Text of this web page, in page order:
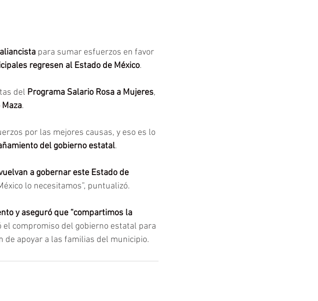
para sumar esfuerzos en favor
regresen al Estado de México.
del Programa Salario Rosa a Mujeres,
.
por las mejores causas, y eso es lo
del gobierno estatal.
a gobernar este Estado de
lo necesitamos”, puntualizó.
y aseguró que “compartimos la
el compromiso del gobierno estatal para
apoyar a las familias del municipio.